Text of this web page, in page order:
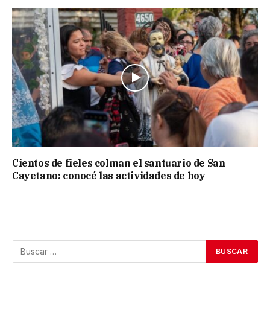
Cientos de fieles colman el santuario de San
Cayetano: conocé las actividades de hoy